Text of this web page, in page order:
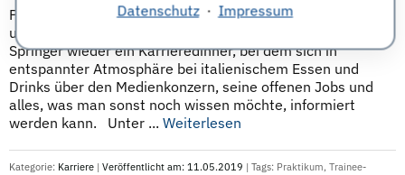
Datenschutz· Impressum
Pizzalovers aufgepasst: Im Rahmen der diesjährigen Job-
und Recruitingmesse connecticum veranstaltet Axel
Springer wieder ein Karrieredinner, bei dem sich in
entspannter Atmosphäre bei italienischem Essen und
Drinks über den Medienkonzern, seine offenen Jobs und
alles, was man sonst noch wissen möchte, informiert
werden kann. Unter ... Weiterlesen
Kategorie: Karriere | Veröffentlicht am: 11.05.2019 | Tags: Praktikum, Trainee-